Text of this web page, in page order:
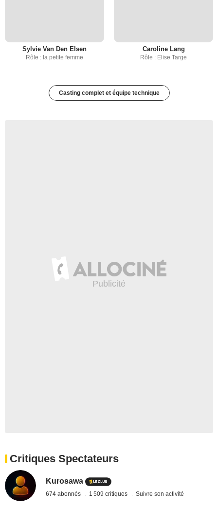
Sylvie Van Den Elsen
Rôle : la petite femme
Caroline Lang
Rôle : Elise Targe
Casting complet et équipe technique
Critiques Spectateurs
Kurosawa
674 abonnés 1 509 critiques Suivre son activité